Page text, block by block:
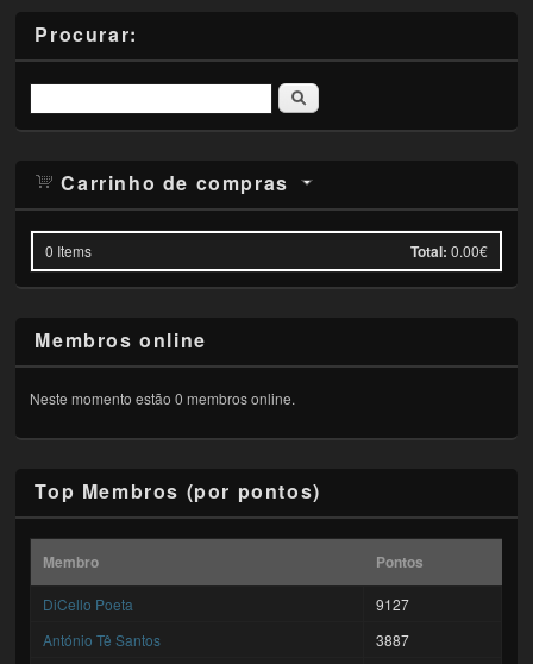
Procurar:
Pesquisar
Carrinho de compras
0 Items Total: 0.00€
Membros online
Neste momento estão 0 membros online.
Top Membros (por pontos)
Membro Pontos
DiCello Poeta
9127
António Tê Santos
3887